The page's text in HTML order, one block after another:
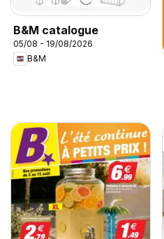
B&M catalogue
05/08 - 19/08/2026
B&M